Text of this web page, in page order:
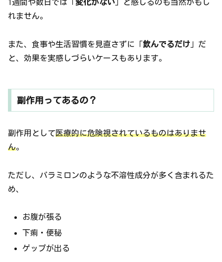
1週間や数日では「変化がない 」と感じるのも当然かもし
れません。
また、食事や生活習慣を見直さずに「飲んでるだけ 」だ
と、効果を実感しづらいケースもあります。
副作用ってあるの？
副作用として医療的に危険視されているものはありませ
ん。
ただし、パラミロンのような不溶性成分が多く含まれるた
め、
お腹が張る
下痢・便秘
ゲップが出る